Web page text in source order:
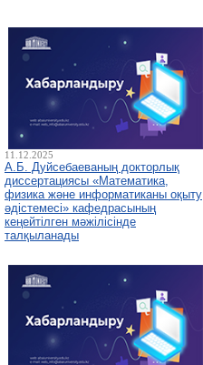
11.12.2025
А.Б. Дуйсебаеваның докторлық
диссертациясы «Математика,
физика және информатиканы оқыту
әдістемесі» кафедрасының
кеңейтілген мәжілісінде
талқыланады